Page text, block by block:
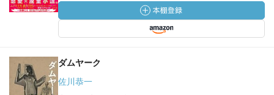
ダムヤーク
佐川恭一